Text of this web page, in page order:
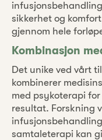
sikkerhet og
gjennom hele
Kombinasjon
Det unike ved vårt
kombinerer
med psykoterapi
resultat. Forskning
samtaleterapi kan